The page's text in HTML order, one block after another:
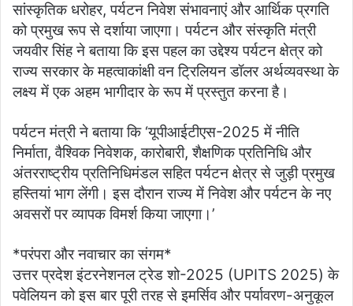
सांस्कृतिक धरोहर, पर्यटन निवेश संभावनाएं और आर्थिक प्रगति
को प्रमुख रूप से दर्शाया जाएगा। पर्यटन और संस्कृति मंत्री
जयवीर सिंह ने बताया कि इस पहल का उद्देश्य पर्यटन क्षेत्र को
राज्य सरकार के महत्वाकांक्षी वन ट्रिलियन डॉलर अर्थव्यवस्था के
लक्ष्य में एक अहम भागीदार के रूप में प्रस्तुत करना है।
पर्यटन मंत्री ने बताया कि ‘यूपीआईटीएस-2025 में नीति
निर्माता, वैश्विक निवेशक, कारोबारी, शैक्षणिक प्रतिनिधि और
अंतरराष्ट्रीय प्रतिनिधिमंडल सहित पर्यटन क्षेत्र से जुड़ी प्रमुख
हस्तियां भाग लेंगी। इस दौरान राज्य में निवेश और पर्यटन के नए
अवसरों पर व्यापक विमर्श किया जाएगा।’
*परंपरा और नवाचार का संगम*
उत्तर प्रदेश इंटरनेशनल ट्रेड शो-2025 (UPITS 2025) के
पवेलियन को इस बार पूरी तरह से इमर्सिव और पर्यावरण-अनुकूल